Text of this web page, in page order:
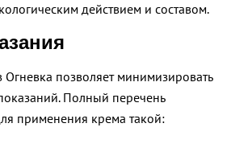
действием и составом.
Огневка позволяет минимизировать
Полный перечень
применения крема такой: